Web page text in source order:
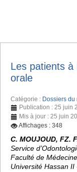
Les patients à
orale
Catégorie : Dossiers du
Publication : 25 juin
Mis à jour : 25 juin
Affichages : 348
C. MOUJOUD, FZ.
Service
Faculté de
Université Hassan II